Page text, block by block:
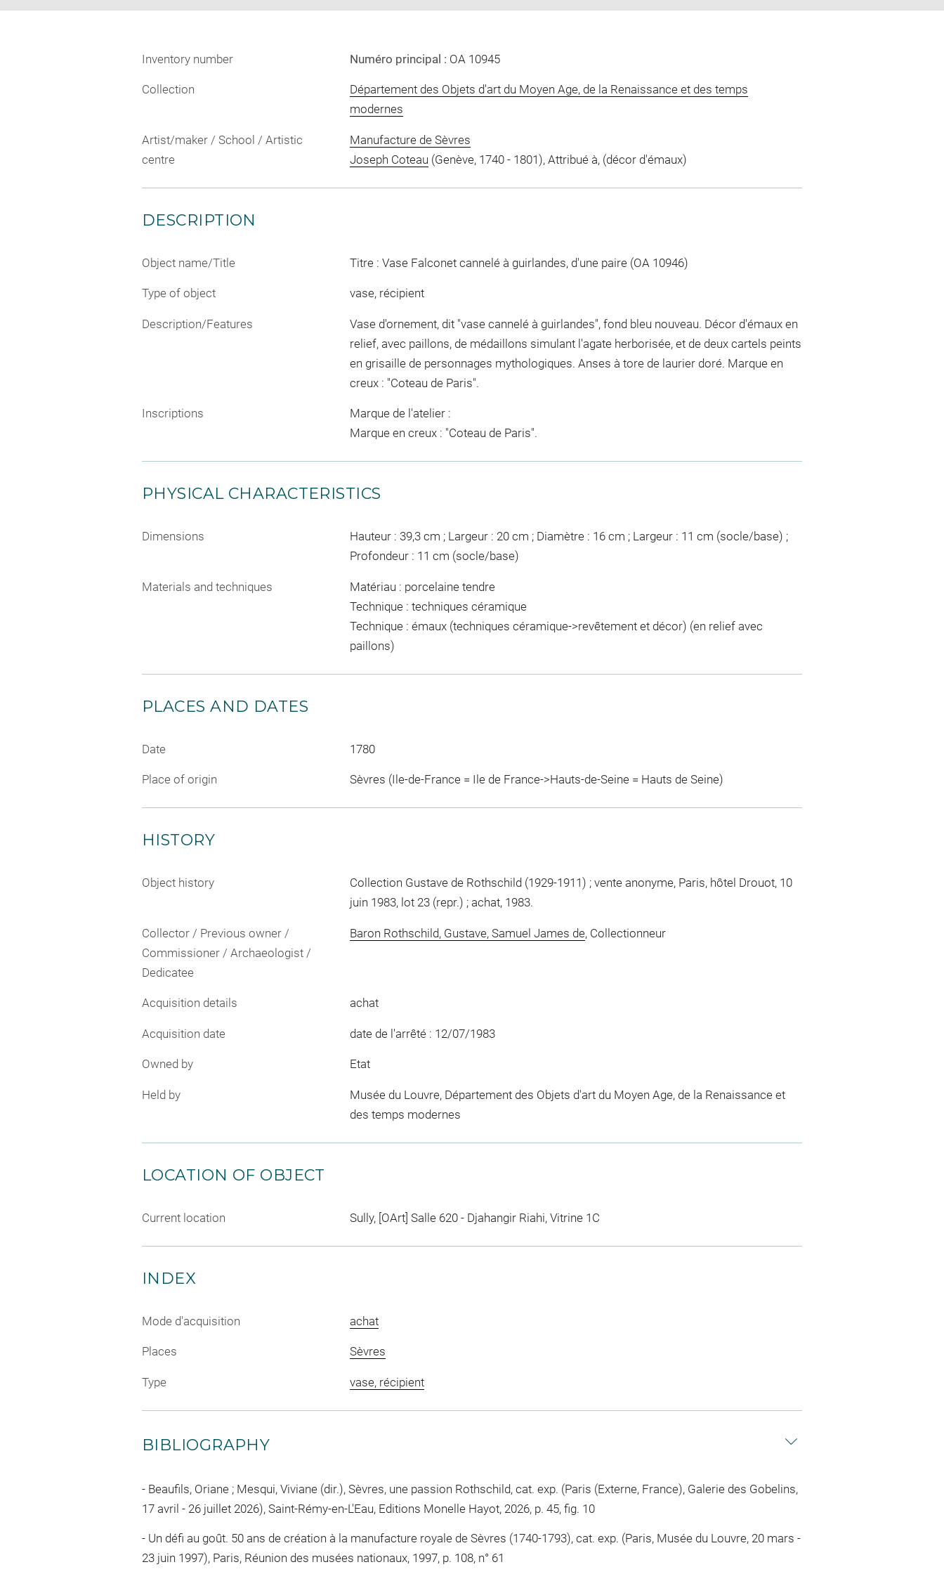
Inventory number Numéro principal : OA 10945
Collection
Département des Objets d'art du Moyen Age, de la Renaissance et des temps
modernes
Artist/maker / School / Artistic
centre
Manufacture de Sèvres
Joseph Coteau (Genève, 1740 - 1801), Attribué à, (décor d'émaux)
DESCRIPTION
Object name/Title Titre : Vase Falconet cannelé à guirlandes, d'une paire (OA 10946)
Type of object vase, récipient
Description/Features
Vase d'ornement, dit "vase cannelé à guirlandes", fond bleu nouveau. Décor d'émaux en
relief, avec paillons, de médaillons simulant l'agate herborisée, et de deux cartels peints
en grisaille de personnages mythologiques. Anses à tore de laurier doré. Marque en
creux : "Coteau de Paris".
Inscriptions
Marque de l'atelier :
Marque en creux : "Coteau de Paris".
PHYSICAL CHARACTERISTICS
Dimensions
Hauteur : 39,3 cm ; Largeur : 20 cm ; Diamètre : 16 cm ; Largeur : 11 cm (socle/base) ;
Profondeur : 11 cm (socle/base)
Materials and techniques
Matériau : porcelaine tendre
Technique : techniques céramique
Technique : émaux (techniques céramique->revêtement et décor) (en relief avec
paillons)
PLACES AND DATES
Date 1780
Place of origin Sèvres (Ile-de-France = Ile de France->Hauts-de-Seine = Hauts de Seine)
HISTORY
Object history
Collection Gustave de Rothschild (1929-1911) ; vente anonyme, Paris, hôtel Drouot, 10
juin 1983, lot 23 (repr.) ; achat, 1983.
Collector / Previous owner /
Commissioner / Archaeologist /
Dedicatee
Baron Rothschild, Gustave, Samuel James de, Collectionneur
Acquisition details achat
Acquisition date date de l'arrêté : 12/07/1983
Owned by Etat
Held by
Musée du Louvre, Département des Objets d'art du Moyen Age, de la Renaissance et
des temps modernes
LOCATION OF OBJECT
Current location Sully, [OArt] Salle 620 - Djahangir Riahi, Vitrine 1C
INDEX
Mode d'acquisition achat
Places Sèvres
Type vase, récipient
BIBLIOGRAPHY
Beaufils, Oriane ; Mesqui, Viviane (dir.), Sèvres, une passion Rothschild, cat. exp. (Paris (Externe, France), Galerie des Gobelins,
17 avril - 26 juillet 2026), Saint-Rémy-en-L'Eau, Editions Monelle Hayot, 2026, p. 45, fig. 10
Un défi au goût. 50 ans de création à la manufacture royale de Sèvres (1740-1793), cat. exp. (Paris, Musée du Louvre, 20 mars -
23 juin 1997), Paris, Réunion des musées nationaux, 1997, p. 108, n° 61